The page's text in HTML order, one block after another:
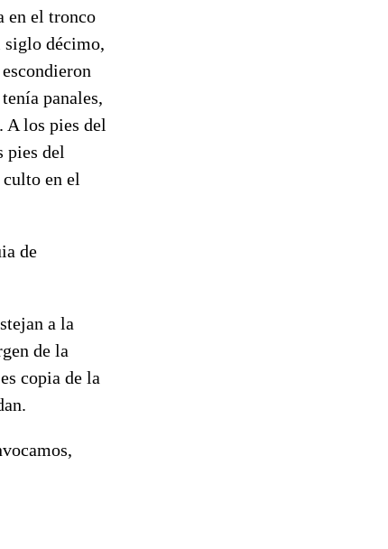
en el tronco
siglo décimo,
panales,
A los pies del
pies del
en el
de
a la
de la
copia de la